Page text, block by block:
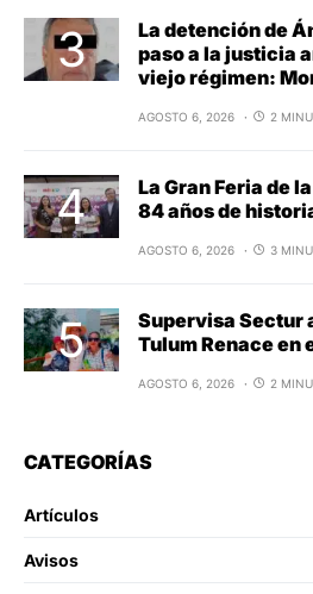
La detención de
paso a la justicia
viejo régimen:
AGOSTO 6, 2026 2
La Gran Feria de
84 años de
AGOSTO 6, 2026 3
Supervisa Sectur
Tulum Renace en
AGOSTO 6, 2026 2
CATEGORÍAS
Artículos
Avisos